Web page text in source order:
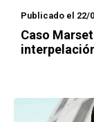
Publicado el 22/
Caso